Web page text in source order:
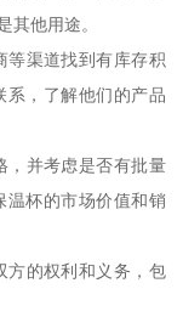
其他用途。
等渠道找到有库存积
系，了解他们的产品
，并考虑是否有批量
温杯的市场价值和销
方的权利和义务，包